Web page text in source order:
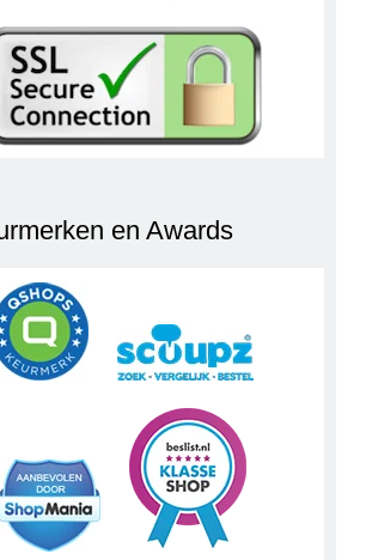
en Awards